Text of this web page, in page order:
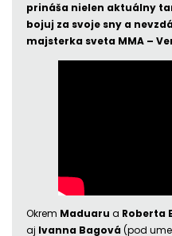
prináša nielen aktuálny
bojuj za svoje sny a
majsterka sveta MMA –
Okrem Maduaru a Roberta
aj Ivanna Bagová (pod